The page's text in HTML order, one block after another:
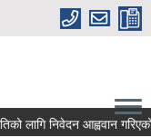
लागि निवेदन आह्ववान गरिएको